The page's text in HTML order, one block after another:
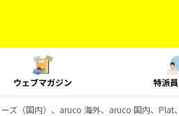
ウェブマガジン 特派
ズ（国内）、aruco 海外、aruco 国内、Plat